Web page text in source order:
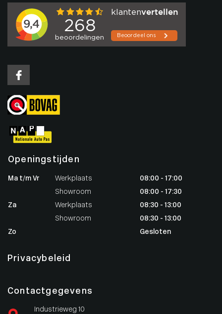
Openingstijden
Ma t/m Vr
Werkplaats
Showroom
Za
Werkplaats
Showroom
Zo
08:00 - 17:00
08:00 - 17:30
08:30 - 13:00
08:30 - 13:00
Gesloten
Privacybeleid
Contactgegevens
Industrieweg 10